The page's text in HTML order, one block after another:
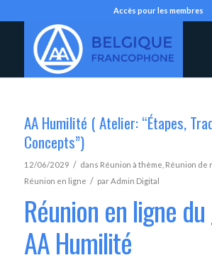
Accès pour les membres
AA Humilité ( Atelier: “Étapes,
Concepts”)
12/06/2029 / dans Réunion à thème Réunion de
Réunion en ligne / parAdmin Digital
Réunion en ligne
AA Humilité